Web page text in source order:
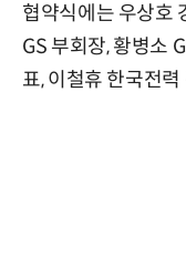
협약식에는 우상호
GS 부회장, 황병소
표, 이철휴 한국전